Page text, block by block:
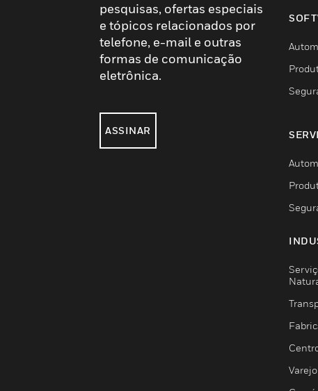
pesquisas, ofertas especiais
e tópicos relacionados por
telefone, e-mail e outras
formas de comunicação
eletrônica.
ASSINAR
Varejo